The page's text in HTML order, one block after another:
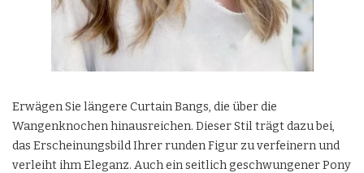
Erwägen Sie längere Curtain Bangs, die über die
Wangenknochen hinausreichen. Dieser Stil trägt dazu bei,
das Erscheinungsbild Ihrer runden Figur zu verfeinern und
verleiht ihm Eleganz. Auch ein seitlich geschwungener Pony